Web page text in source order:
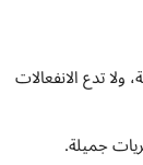
تدع الانفعالات
جميلة.